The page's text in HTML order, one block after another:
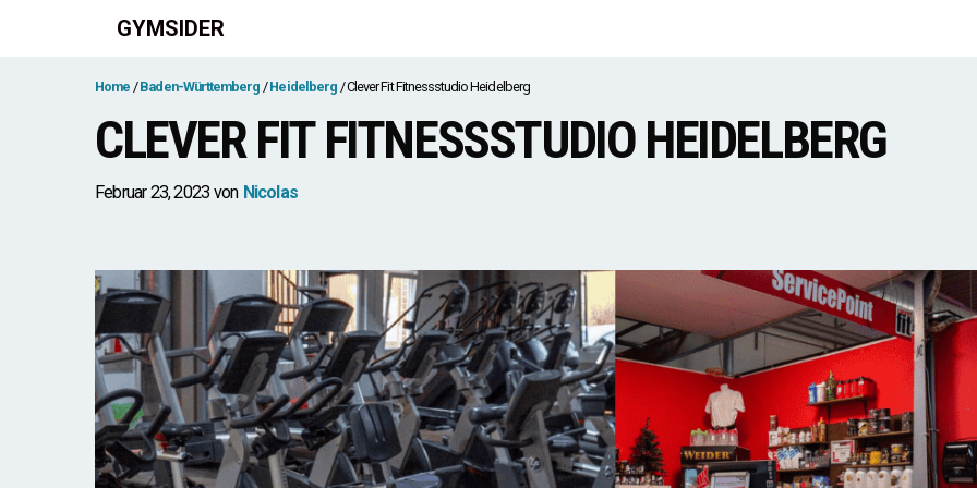
GYMSIDER
Home Baden-Württemberg Heidelberg Clever Fit Fitnessstudio Heidelberg
CLEVER FIT FITNESSSTUDIO HEIDELBERG
Februar 23, 2023 von Nicolas